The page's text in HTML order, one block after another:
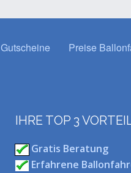
Gutscheine Preise
IHRE TOP 3
Gratis Beratung
Erfahrene